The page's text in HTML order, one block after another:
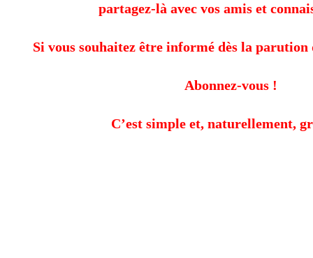
partagez-là avec vos amis et
Si vous souhaitez être informé dès la
Abonnez-vous !
C’est simple et, naturellement,